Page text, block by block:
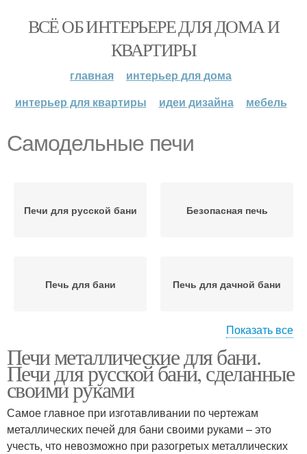
ВСЁ ОБ ИНТЕРЬЕРЕ ДЛЯ ДОМА И
КВАРТИРЫ
главная
интерьер для дома
интерьер для квартиры
идеи дизайна мебель
Самодельные печи
Печи для русской бани Безопасная печь
Печь для бани Печь для дачной бани
Печи для бани Кирпичные печи
Металлическая печь Печи из металла
Показать все
Печи металлические для бани.
Печи для русской бани, сделанные
своими руками
Самое главное при изготавливании по чертежам
металлических печей для бани своими руками – это
учесть, что невозможно при разогретых металлических